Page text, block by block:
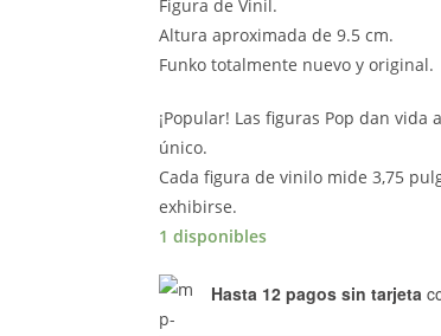
Figura de Vinil.
Altura aproximada de 9.5 cm.
Funko totalmente nuevo y original.
¡Popular! Las figuras Pop dan
único.
Cada figura de vinilo mide 3,75
exhibirse.
1 disponibles
Hasta 12 pagos sin tarjeta